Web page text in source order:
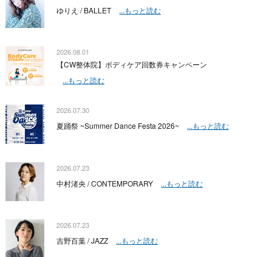
ゆりえ / BALLET ...もっと読む
2026.08.01
【CW整体院】ボディケア回数券キャンペーン
...もっと読む
2026.07.30
夏踊祭 ~Summer Dance Festa 2026~ ...もっと読む
2026.07.23
中村渚央 / CONTEMPORARY ...もっと読む
2026.07.23
吉野百葉 / JAZZ ...もっと読む